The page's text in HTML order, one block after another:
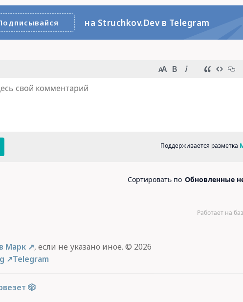
на Struchkov.Dev в Telegram
Марк
, если не указано иное. © 2026
Telegram
🎲